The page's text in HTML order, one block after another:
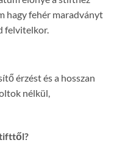
hagy fehér maradványt
felvitelkor.
érzést és a hosszan
nélkül,